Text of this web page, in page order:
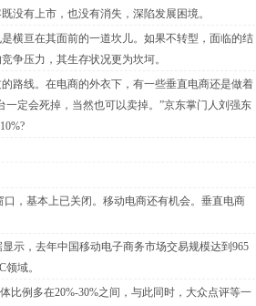
没有上市，也没有消失，深陷发展困境。
亘在其面前的一道坎儿。如果不转型，面临的结
争压力，其生存状况更为坎坷。
线。在电商的外衣下，有一些垂直电商还是做着
定会死掉，当然也可以卖掉。”京东掌门人刘强东
，基本上已关闭。移动电商还有机会。垂直电商
示，去年中国移动电子商务市场交易规模达到965
域。
例多在20%-30%之间，与此同时，大众点评等一